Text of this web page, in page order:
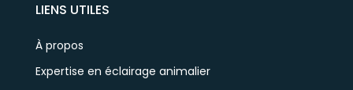
LIENS UTILES
À propos
Expertise en éclairage animalier